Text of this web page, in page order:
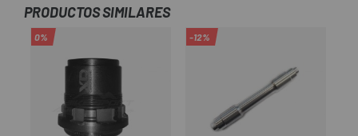
PRODUCTOS SIMILARES
0% -12%